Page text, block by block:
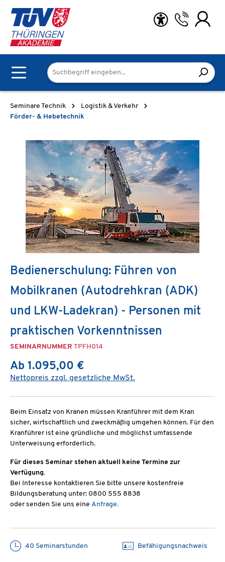
Zum Hauptinhalt springen
Seminare Technik
Logistik & Verkehr
Förder- & Hebetechnik
Bildergalerie überspringen
Bedienerschulung: Führen von
Mobilkranen (Autodrehkran (ADK)
und LKW-Ladekran) - Personen mit
praktischen Vorkenntnissen
SEMINARNUMMER TPFH014
Ab 1.095,00 €
Nettopreis zzgl. gesetzliche MwSt.
Beim Einsatz von Kranen müssen Kranführer mit dem Kran
sicher, wirtschaftlich und zweckmäßig umgehen können. Für den
Kranführer ist eine gründliche und möglichst umfassende
Unterweisung erforderlich.
Für dieses Seminar stehen aktuell keine Termine zur
Verfügung.
Bei Interesse kontaktieren Sie bitte unsere kostenfreie
Bildungsberatung unter: 0800 555 8838
oder senden Sie uns eine Anfrage.
40 Seminarstunden Befähigungsnachweis